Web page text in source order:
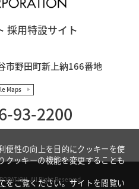
採用特設サイト
市野田町新上納166番地
Maps
93-2200
All Right Reserved.
便性の向上を目的にクッキーを使
クッキーの機能を変更することも
をご覧ください。サイトを閲覧い